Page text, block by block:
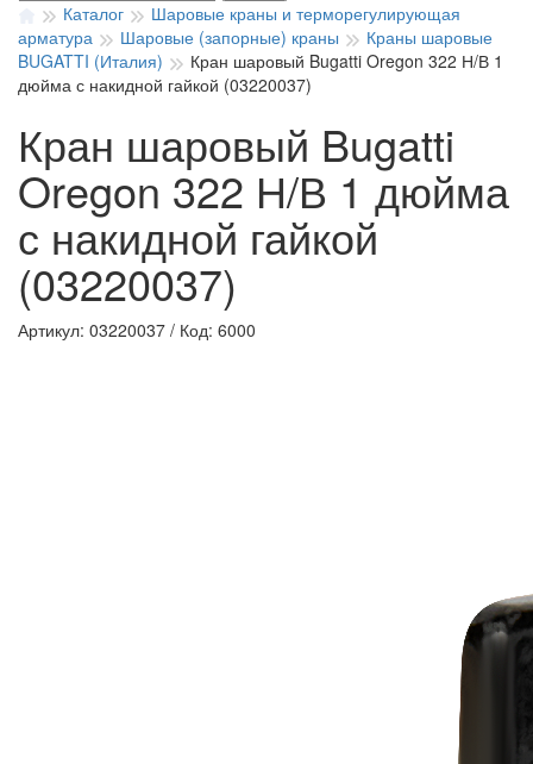
Каталог
Шаровые краны и терморегулирующая
арматура
Шаровые (запорные) краны
Краны шаровые
BUGATTI (Италия)
Кран шаровый Bugatti Oregon 322 Н/В 1
дюйма с накидной гайкой (03220037)
Кран шаровый Bugatti
Oregon 322 Н/В 1 дюйма
с накидной гайкой
(03220037)
Артикул: 03220037 / Код: 6000